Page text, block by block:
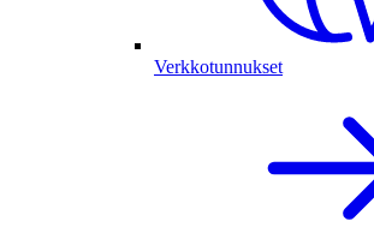
Verkkotunnukset